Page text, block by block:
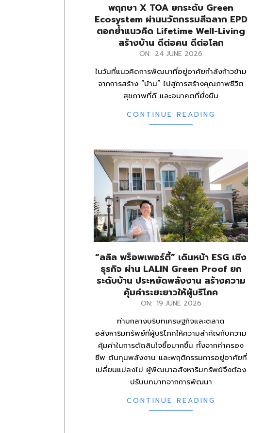
พฤกษา X TOA ยกระดับ Green
Ecosystem ผ่านนวัตกรรมสีฉลาก EPD
ตอกย้ำแนวคิด Lifetime Well-Living
สร้างบ้าน ดีต่อคน ดีต่อโลก
06-
ON: 24 JUNE 2026
ในวันที่แนวคิดการพัฒนาที่อยู่อาศัยกำลังก้าวข้าม
จากการสร้าง “บ้าน” ไปสู่การสร้างคุณภาพชีวิต
สุขภาพที่ดี และอนาคตที่ยั่งยืน
CONTINUE READING
“ลลิล พร็อพเพอร์ตี้” เดินหน้า ESG เชิง
ธุรกิจ ผ่าน LALIN Green Proof ยก
ระดับบ้าน ประหยัดพลังงาน สร้างความ
คุ้มค่าระยะยาวให้ผู้บริโภค
ON: 19 JUNE 2026
ท่ามกลางบริบทเศรษฐกิจและตลาด
อสังหาริมทรัพย์ที่ผู้บริโภคให้ความสำคัญกับความ
คุ้มค่าในการตัดสินใจซื้อมากขึ้น ทั้งจากค่าครอง
ชีพ ต้นทุนพลังงาน และพฤติกรรมการอยู่อาศัยที่
เปลี่ยนแปลงไป ผู้พัฒนาอสังหาริมทรัพย์จึงต้อง
ปรับบทบาทจากการพัฒนา
CONTINUE READING